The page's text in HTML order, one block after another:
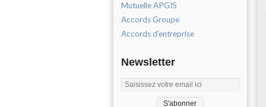
Mutuelle APGIS
Accords Groupe
Accords d'entreprise
Newsletter